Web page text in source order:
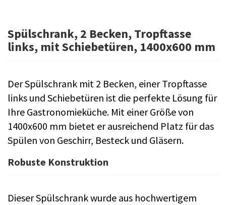
Spülschrank, 2 Becken, Tropftasse
links, mit Schiebetüren, 1400x600 mm
Der Spülschrank mit 2 Becken, einer Tropftasse
links und Schiebetüren ist die perfekte Lösung für
Ihre Gastronomieküche. Mit einer Größe von
1400x600 mm bietet er ausreichend Platz für das
Spülen von Geschirr, Besteck und Gläsern.
Robuste Konstruktion
Dieser Spülschrank wurde aus hochwertigem